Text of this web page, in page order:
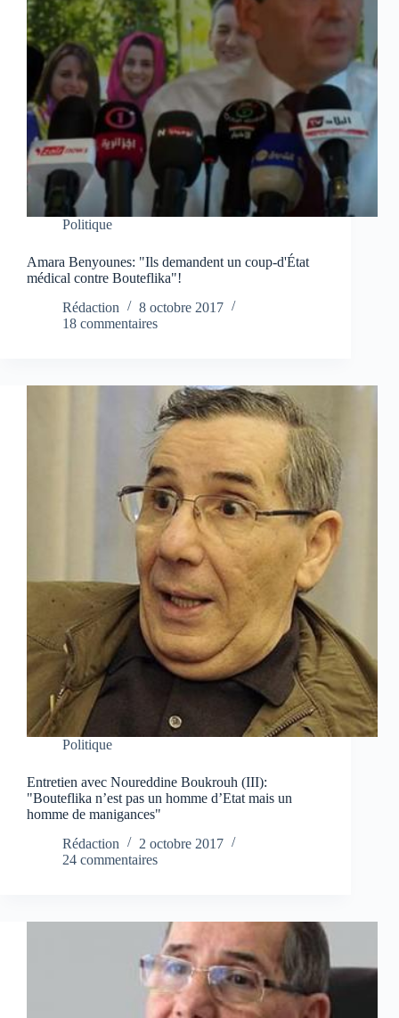
Politique
Amara Benyounes: "Ils demandent un coup-d'État
médical contre Bouteflika"!
Rédaction
8 octobre 2017
18 commentaires
Politique
Entretien avec Noureddine Boukrouh (III):
"Bouteflika n’est pas un homme d’Etat mais un
homme de manigances"
Rédaction
2 octobre 2017
24 commentaires